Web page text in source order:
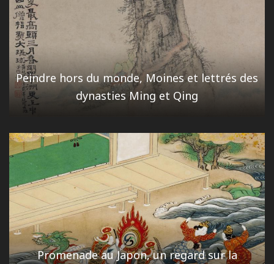
Peindre hors du monde, Moines et lettrés des
dynasties Ming et Qing
Promenade au Japon, un regard sur la